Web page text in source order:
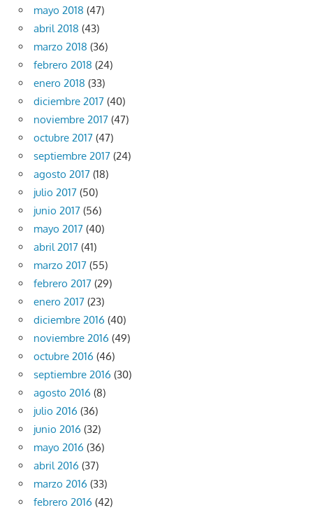
mayo 2018 (47)
abril 2018 (43)
marzo 2018 (36)
febrero 2018 (24)
enero 2018 (33)
diciembre 2017 (40)
noviembre 2017 (47)
octubre 2017 (47)
septiembre 2017 (24)
agosto 2017 (18)
julio 2017 (50)
junio 2017 (56)
mayo 2017 (40)
abril 2017 (41)
marzo 2017 (55)
febrero 2017 (29)
enero 2017 (23)
diciembre 2016 (40)
noviembre 2016 (49)
octubre 2016 (46)
septiembre 2016 (30)
agosto 2016 (8)
julio 2016 (36)
junio 2016 (32)
mayo 2016 (36)
abril 2016 (37)
marzo 2016 (33)
febrero 2016 (42)